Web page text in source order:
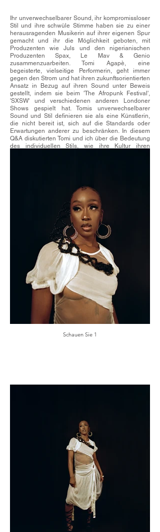
Ihr unverwechselbarer Sound, ihr kompromissloser
Stil und ihre schwüle Stimme haben sie zu einer
herausragenden Musikerin auf ihrer eigenen Spur
gemacht und ihr die Möglichkeit geboten, mit
Produzenten wie Juls und den nigerianischen
Produzenten Spax, Le Mav & Genio
zusammenzuarbeiten. Tomi Agapè, eine
begeisterte, vielseitige Performerin, geht immer
gegen den Strom und hat ihren zukunftsorientierten
Ansatz in Bezug auf ihren Sound unter Beweis
gestellt, indem sie beim 'The Afropunk Festival',
'SXSW' und verschiedenen anderen Londoner
Shows gespielt hat. Tomis unverwechselbarer
Sound und Stil definieren sie als eine Künstlerin,
die nicht bereit ist, sich auf die Standards oder
Erwartungen anderer zu beschränken. In diesem
Q&A diskutierten Tomi und ich über die Bedeutung
des individuellen Stils, wie ihre Kultur ihren
Schauen Sie 1